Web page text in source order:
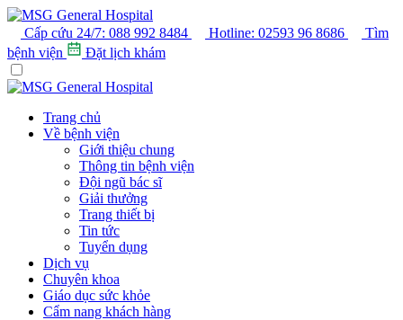
Cấp cứu 24/7: 088 992 8484 Hotline: 02593 96 8686
Tìm
bệnh viện
Đặt lịch khám
Trang chủ
Về bệnh viện
Giới thiệu chung
Thông tin bệnh viện
Đội ngũ bác sĩ
Giải thưởng
Trang thiết bị
Tin tức
Tuyển dụng
Dịch vụ
Chuyên khoa
Giáo dục sức khỏe
Cẩm nang khách hàng